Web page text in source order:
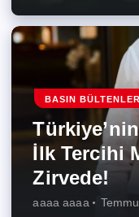
BASIN
İlk Tercihi
Zirvede!
aaaa aaaa